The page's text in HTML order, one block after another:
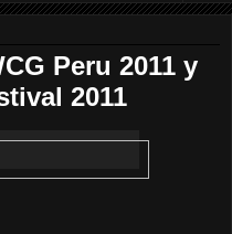
Peru 2011 y
2011